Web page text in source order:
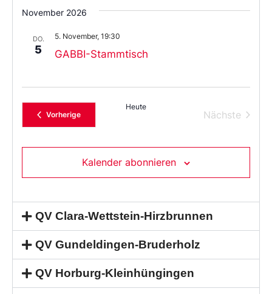
November 2026
DO.
5 GABBI-Stammtisch
5. November, 19:30
VorherigeVeranstaltungen
Heute
Nächste
Kalender abonnieren
QV Clara-Wettstein-Hirzbrunnen
QV Gundeldingen-Bruderholz
QV Horburg-Kleinhüngingen